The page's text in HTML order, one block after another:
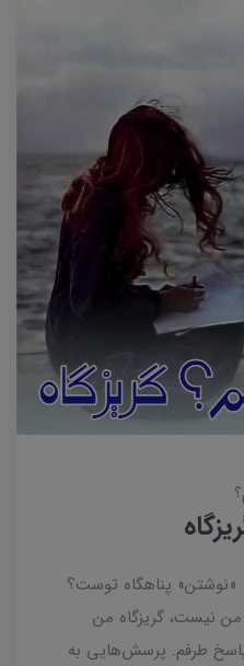
پناهگاه توست؟
نیست، گریزگاه من
طرفم. پرسش‌هایی به